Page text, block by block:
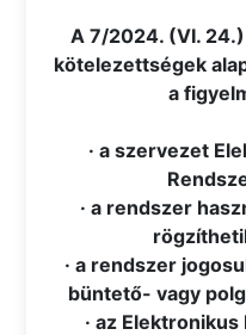
VISSZA
A 7/2024. (VI.
kötelezettségek
a
· a szervezet
· a rendszer
· a rendszer
büntető- vagy
· az